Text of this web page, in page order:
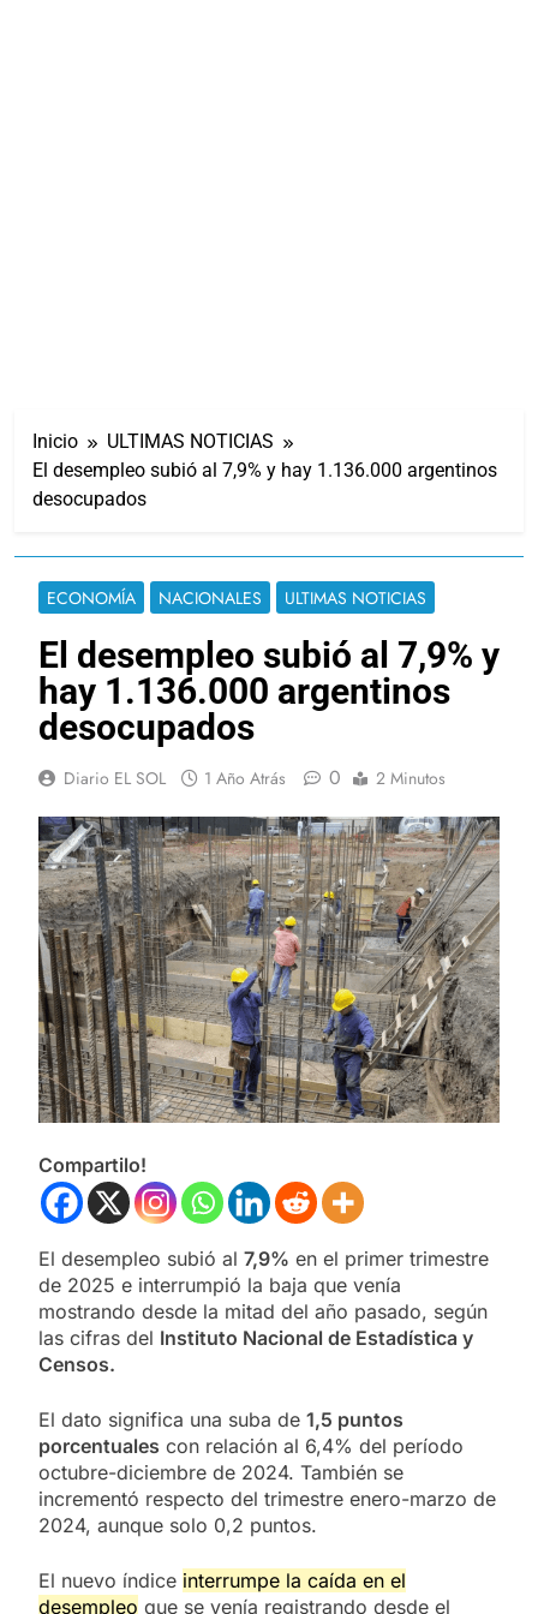
Inicio
ULTIMAS NOTICIAS
El desempleo subió al 7,9% y hay 1.136.000 argentinos
desocupados
ECONOMÍA NACIONALES ULTIMAS NOTICIAS
El desempleo subió al 7,9% y
hay 1.136.000 argentinos
desocupados
Diario EL SOL 1 Año Atrás 0 2 Minutos
Compartilo!
El desempleo subió al 7,9% en el primer trimestre
de 2025 e interrumpió la baja que venía
mostrando desde la mitad del año pasado, según
las cifras del Instituto Nacional de Estadística y
Censos.
El dato significa una suba de 1,5 puntos
porcentuales con relación al 6,4% del período
octubre-diciembre de 2024. También se
incrementó respecto del trimestre enero-marzo de
2024, aunque solo 0,2 puntos.
El nuevo índice interrumpe la caída en el
desempleo que se venía registrando desde el